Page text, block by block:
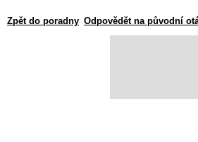
Zpět do poradny Odpovědět na původní